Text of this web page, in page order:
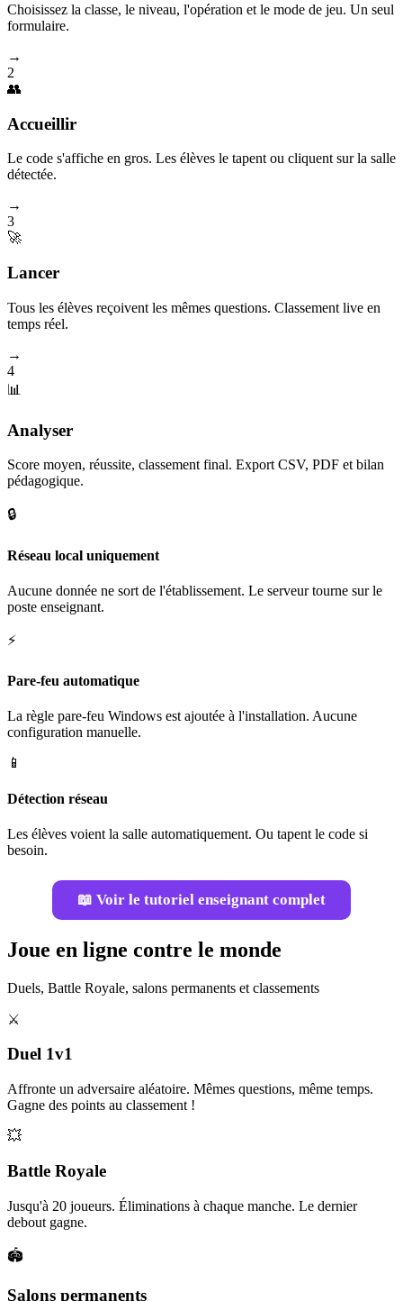
Choisissez la classe, le niveau, l'opération et le mode de jeu. Un seul
formulaire.
→
2
👥
Accueillir
Le code s'affiche en gros. Les élèves le tapent ou cliquent sur la salle
détectée.
→
3
🚀
Lancer
Tous les élèves reçoivent les mêmes questions. Classement live en
temps réel.
→
4
📊
Analyser
Score moyen, réussite, classement final. Export CSV, PDF et bilan
pédagogique.
🔒
Réseau local uniquement
Aucune donnée ne sort de l'établissement. Le serveur tourne sur le
poste enseignant.
⚡
Pare-feu automatique
La règle pare-feu Windows est ajoutée à l'installation. Aucune
configuration manuelle.
📱
Détection réseau
Les élèves voient la salle automatiquement. Ou tapent le code si
besoin.
📖 Voir le tutoriel enseignant complet
Joue en ligne contre le monde
Duels, Battle Royale, salons permanents et classements
⚔️
Duel 1v1
Affronte un adversaire aléatoire. Mêmes questions, même temps.
Gagne des points au classement !
💥
Battle Royale
Jusqu'à 20 joueurs. Éliminations à chaque manche. Le dernier
debout gagne.
🏟️
Salons permanents